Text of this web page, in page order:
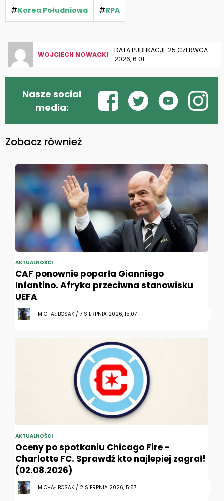
#Korea Południowa #RPA
WOJCIECH NOWACKI
DATA PUBLIKACJI: 25 CZERWCA
2026, 6:01
Nasze social
media:
Zobacz również
AKTUALNOŚCI
CAF ponownie poparła Gianniego
Infantino. Afryka przeciwna stanowisku
UEFA
MICHAŁ BOSAK / 7 SIERPNIA 2026, 15:07
AKTUALNOŚCI
Oceny po spotkaniu Chicago Fire -
Charlotte FC. Sprawdź kto najlepiej zagrał!
(02.08.2026)
MICHAŁ BOSAK / 2 SIERPNIA 2026, 5:57